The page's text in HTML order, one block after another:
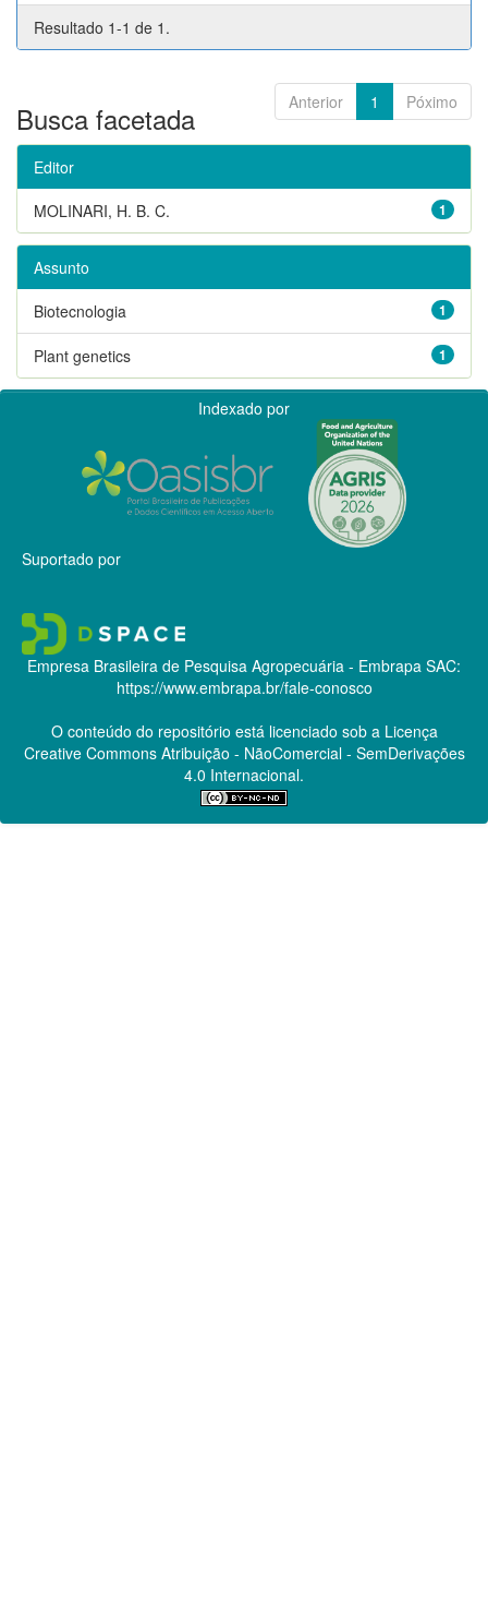
Resultado 1-1 de 1.
Anterior 1 Póximo
Busca facetada
Editor
1
MOLINARI, H. B. C.
Assunto
1
Biotecnologia
1
Plant genetics
Indexado por
Suportado por
Empresa Brasileira de Pesquisa Agropecuária - Embrapa SAC:
https://www.embrapa.br/fale-conosco
O conteúdo do repositório está licenciado sob a Licença
Creative CommonsAtribuição - NãoComercial - SemDerivações
4.0 Internacional.